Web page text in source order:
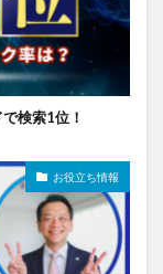
検索1位！
お役立ち情報